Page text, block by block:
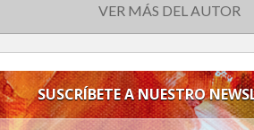
VER MÁS DEL AUTOR
SUSCRÍBETE A NUESTRO